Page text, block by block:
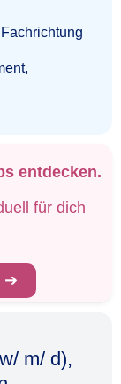
entdecken.
für dich
➔
m/ d),